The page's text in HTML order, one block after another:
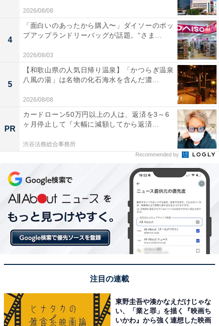
2. 首から浮いて見える、明る過ぎるベースメイク
首に比べて顔の色がかなり白くなるようなベースメイク
は、年齢に応じて変化した肌の状態を考えず、昔使って
いたファンデーションをそのまま使い続けることが原因
になっている可能性大。今の自分に似合うファンデーシ
ョンの色を見つけましょう。
明るすぎはNG！ 自分に合ったファンデーションの色選
毎日使っているファンデーション、年中同じ色で大丈
夫？「色の白いは七難隠す」ということわざもあります
が、ファンデーションは白ければ良いという訳ではあり
2026/08/08
4
「面白いのあったから購入〜」ダイソーのポッ
プアップランドリーバッグが話題。“さま...
2026/08/03
5
【和歌山県の人気日帰り温泉】「かつらぎ温泉
八風の湯」は名物の化石海水を含んだ濃...
2026/08/08
PR
カードローン50万円以上の人は、返済を3～6
ヶ月停止して『大幅に減額してから返済...
渋谷法務総合事務所
Recommended by
注目の連載
東野圭吾や湊かなえだけじゃな
い、「業と罪」を描く『映画ち
いかわ』から強く連想した映画